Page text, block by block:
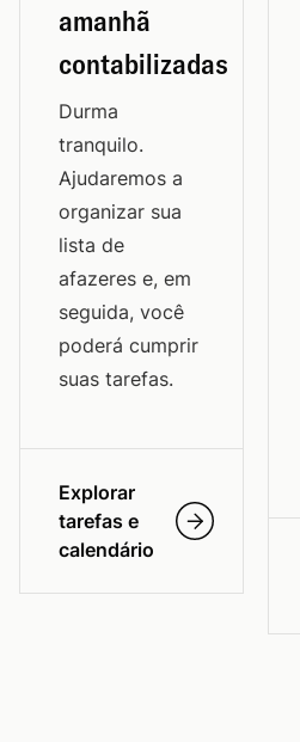
amanhã
contabilizadas
Durma
tranquilo.
Ajudaremos a
organizar sua
lista de
afazeres e, em
seguida, você
poderá cumprir
suas tarefas.
Explorar
tarefas e
calendário